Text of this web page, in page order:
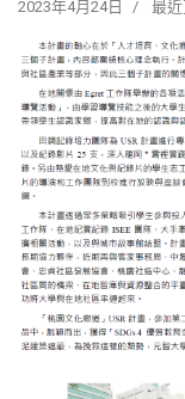
2023年4月24日 最近